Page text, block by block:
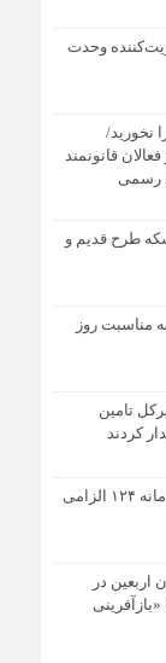
وحدت
نخورید/
قانونمند
رسمی
طرح قدیم و
مناسبت روز
تامین
کردند
ثبت قیمت کالا و خدمات در سامانه ۱۲۴ الزامی
اربعین در